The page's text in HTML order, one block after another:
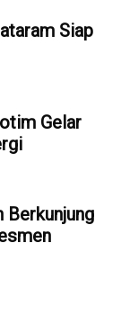
Siap
Gelar
Berkunjung